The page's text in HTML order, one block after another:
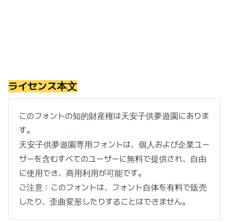
ライセンス本文
このフォントの知的財産権は天安子供夢遊園にありま
す。
天安子供夢遊園専用フォントは、個人および企業ユー
ザーを含むすべてのユーザーに無料で提供され、自由
に使用でき、商用利用が可能です。
ご注意：このフォントは、フォント自体を有料で販売
したり、歪曲変形したりすることはできません。